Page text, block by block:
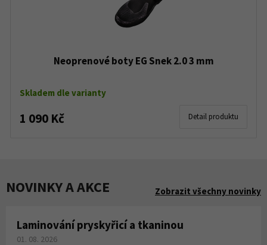
Neoprenové boty EG Snek 2.0 3 mm
Skladem dle varianty
1 090 Kč Detail produktu
NOVINKY A AKCE Zobrazit všechny novinky
Laminování pryskyřicí a tkaninou
01. 08. 2026